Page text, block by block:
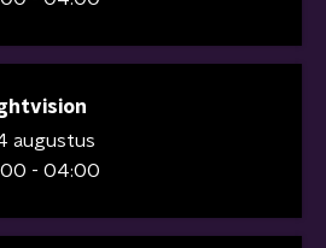
augustus
- 04:00